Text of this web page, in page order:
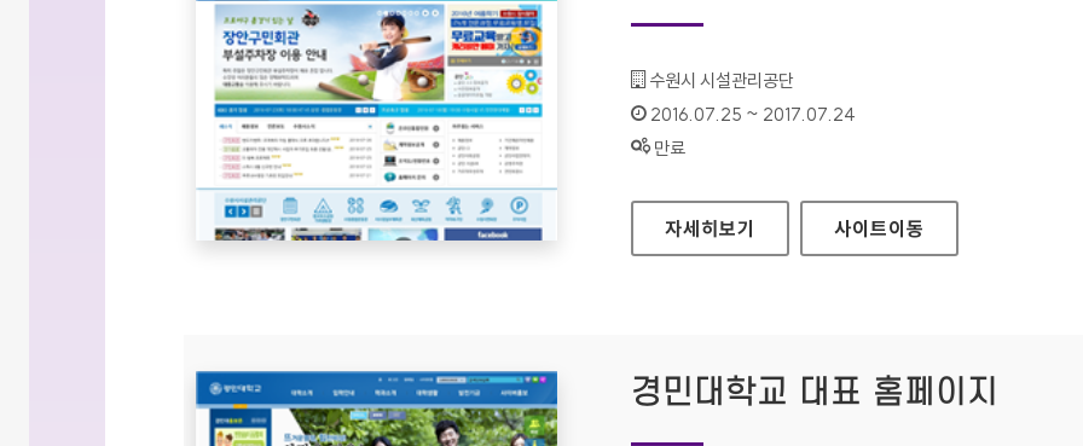
기관명 :
수원시 시설관리공단
인증기간 :
2016.07.25 ~ 2017.07.24
상태 :
만료
수원시 시설관리공단 대표 홈페이지
자세히보기 사이트이동
경민대학교 대표 홈페이지